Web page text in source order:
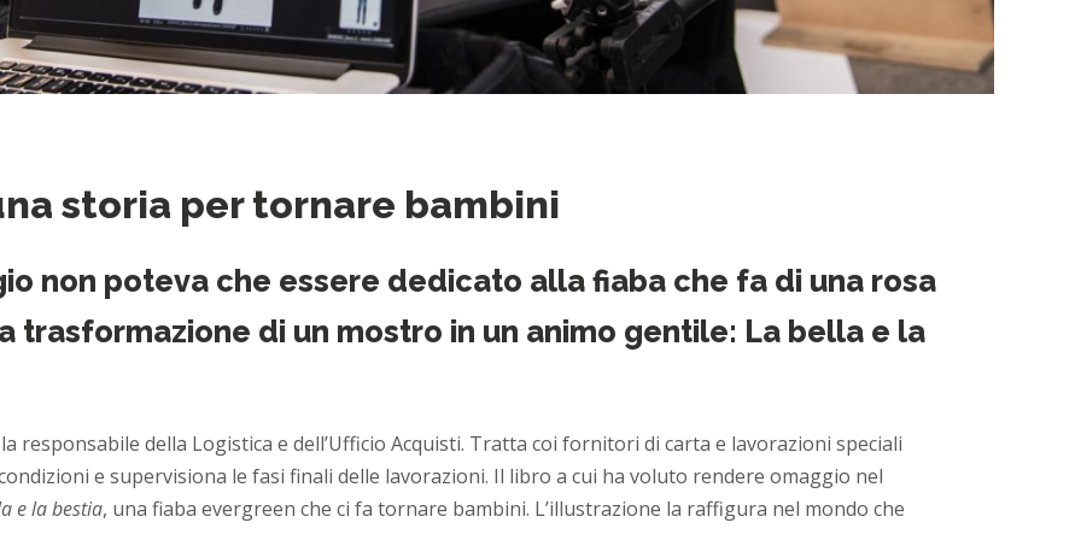
storia per tornare bambini
non poteva che essere dedicato alla fiaba che fa di una rosa
trasformazione di un mostro in un animo gentile: La bella e la
responsabile della Logistica e dell’Ufficio Acquisti. Tratta coi fornitori di carta e lavorazioni speciali
e supervisiona le fasi finali delle lavorazioni. Il libro a cui ha voluto rendere omaggio nel
e la bestia, una fiaba evergreen che ci fa tornare bambini. L’illustrazione la raffigura nel mondo che